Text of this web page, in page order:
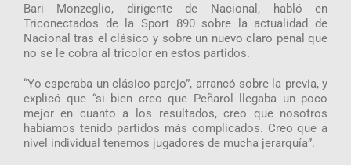
Bari Monzeglio, dirigente de Nacional, habló en
Triconectados de la Sport 890 sobre la actualidad de
Nacional tras el clásico y sobre un nuevo claro penal que
no se le cobra al tricolor en estos partidos.
“Yo esperaba un clásico parejo”, arrancó sobre la previa, y
explicó que “si bien creo que Peñarol llegaba un poco
mejor en cuanto a los resultados, creo que nosotros
habíamos tenido partidos más complicados. Creo que a
nivel individual tenemos jugadores de mucha jerarquía”.